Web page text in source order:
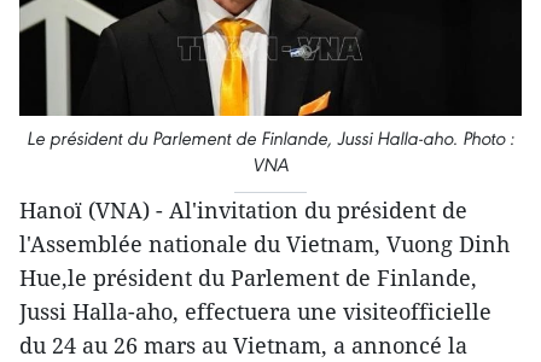
Le président du Parlement de Finlande, Jussi Halla-aho. Photo :
VNA
Hanoï (VNA) - Al'invitation du président de
l'Assemblée nationale du Vietnam, Vuong Dinh
Hue,le président du Parlement de Finlande,
Jussi Halla-aho, effectuera une visiteofficielle
du 24 au 26 mars au Vietnam, a annoncé la